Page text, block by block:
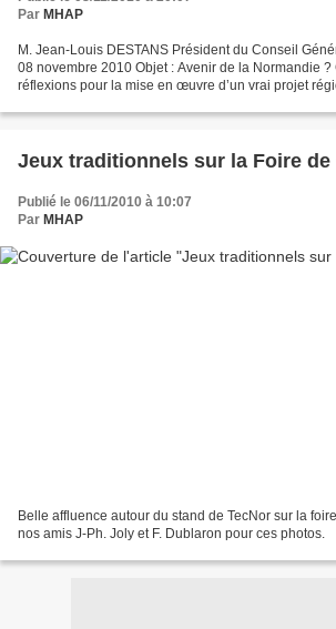
Par MHAP
M. Jean-Louis DESTANS Président du Conseil
08 novembre 2010 Objet : Avenir de la Normandie ?
réflexions pour la mise en œuvre d’un vrai projet
Jeux traditionnels sur la Foire de
Publié le 06/11/2010 à 10:07
Par MHAP
Belle affluence autour du stand de TecNor sur la
nos amis J-Ph. Joly et F. Dublaron pour ces photos.